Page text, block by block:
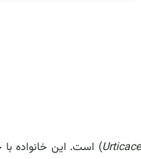
) است. این خانواده با